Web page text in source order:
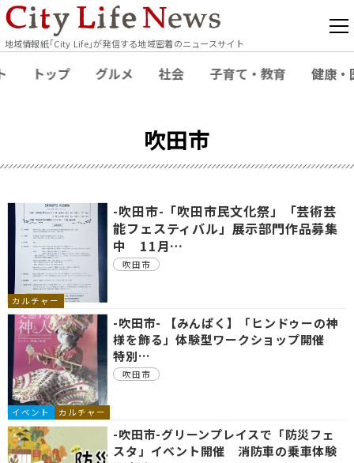
地域情報紙｢City Life｣が発信する地域密着のニュースサイト
トップ グルメ 社会 子育て・教育 健康・
吹田市
カルチャー
-吹田市-「吹田市民文化祭」「芸術芸
能フェスティバル」展示部門作品募集
中 11月…
吹田市
イベント カルチャー
-吹田市- 【みんぱく】「ヒンドゥーの神
様を飾る」体験型ワークショップ開催
特別…
吹田市
-吹田市-グリーンプレイスで「防災フェ
スタ」イベント開催 消防車の乗車体験